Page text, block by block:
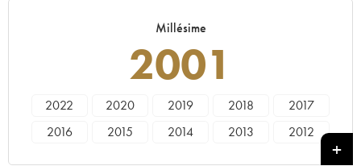
Millésime
2001
2022 2020 2019 2018
2017
2016
2015 2014 2013
2012